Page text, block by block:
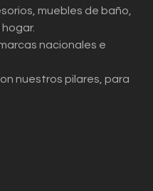
muebles de baño,
nacionales e
nuestros pilares, para